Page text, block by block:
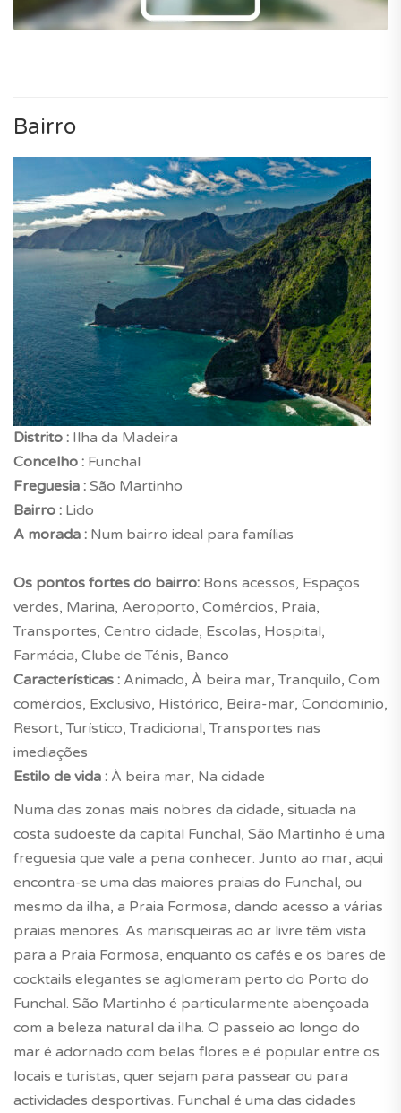
Bairro
Distrito : Ilha da Madeira
Concelho : Funchal
Freguesia : São Martinho
Bairro : Lido
A morada : Num bairro ideal para famílias
Os pontos fortes do bairro: Bons acessos, Espaços
verdes, Marina, Aeroporto, Comércios, Praia,
Transportes, Centro cidade, Escolas, Hospital,
Farmácia, Clube de Ténis, Banco
Características : Animado, À beira mar, Tranquilo, Com
comércios, Exclusivo, Histórico, Beira-mar, Condomínio,
Resort, Turístico, Tradicional, Transportes nas
imediações
Estilo de vida : À beira mar, Na cidade
Numa das zonas mais nobres da cidade, situada na
costa sudoeste da capital Funchal, São Martinho é uma
freguesia que vale a pena conhecer. Junto ao mar, aqui
encontra-se uma das maiores praias do Funchal, ou
mesmo da ilha, a Praia Formosa, dando acesso a várias
praias menores. As marisqueiras ao ar livre têm vista
para a Praia Formosa, enquanto os cafés e os bares de
cocktails elegantes se aglomeram perto do Porto do
Funchal. São Martinho é particularmente abençoada
com a beleza natural da ilha. O passeio ao longo do
mar é adornado com belas flores e é popular entre os
locais e turistas, quer sejam para passear ou para
actividades desportivas. Funchal é uma das cidades